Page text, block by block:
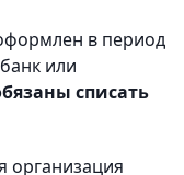
в период
или
списать
организация